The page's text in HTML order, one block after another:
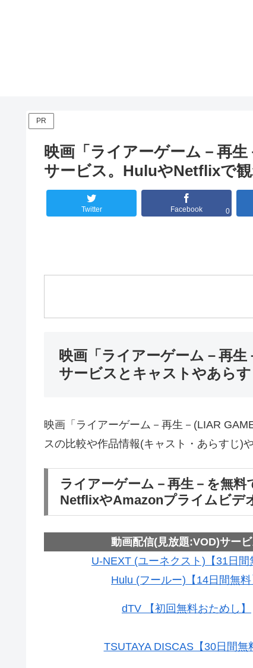
PR
映画「ライアーゲーム－再
サービス。HuluやNetflixで観
Twitter Facebook 0
映画「ライアーゲーム－再
サービスとキャストやあら
映画「ライアーゲーム－再生－(LIAR
スの比較や作品情報(キャスト・あらすじ)
ライアーゲーム－再生－を無
NetflixやAmazonプライムビデ
動画配信(見放題:VOD)サービ
U-NEXT (ユーネクスト)【31日間
Hulu (フールー)【14日間無料
dTV 【初回無料おためし】
TSUTAYA DISCAS【30日間無